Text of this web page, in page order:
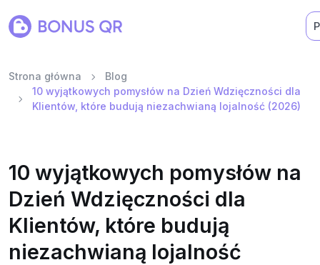
Strona główna
Blog
10 wyjątkowych pomysłów na Dzień Wdzięczności dla
Klientów, które budują niezachwianą lojalność (2026)
10 wyjątkowych pomysłów na
Dzień Wdzięczności dla
Klientów, które budują
niezachwianą lojalność